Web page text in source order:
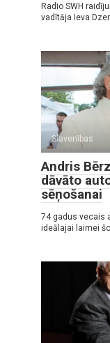
Radio SWH
vadītāja Ieva
Slavenības
Andris
dāvāto
sēņošanai
74 gadus vecais
ideālajai laimei